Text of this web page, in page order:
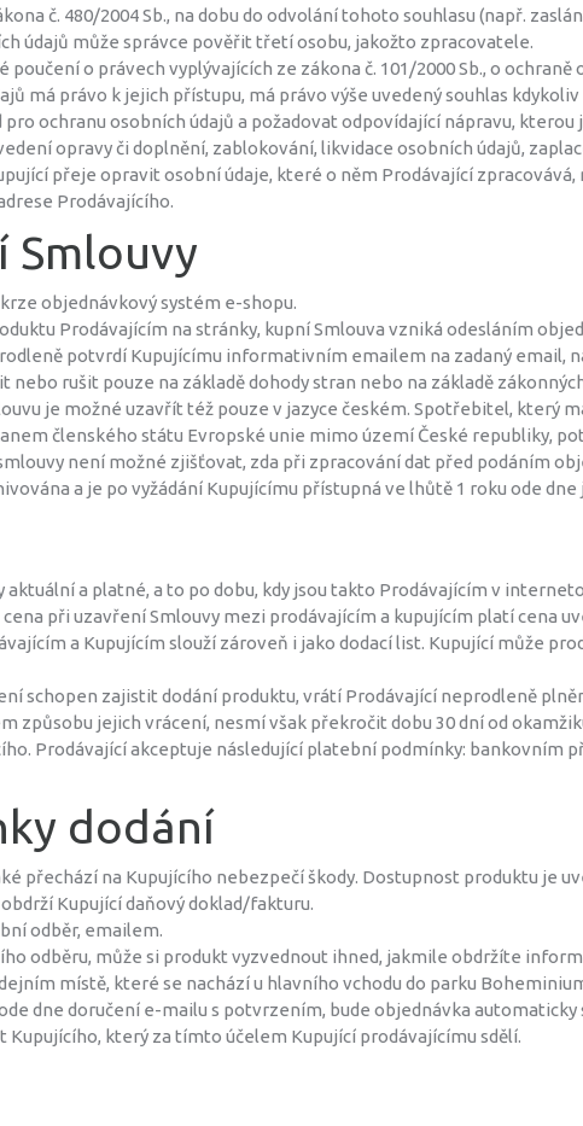
č. 480/2004 Sb., na dobu do odvolání tohoto souhlasu (např.
údajů může správce pověřit třetí osobu, jakožto zpracovatele.
o právech vyplývajících ze zákona č. 101/2000 Sb., o ochraně
má právo k jejich přístupu, má právo výše uvedený souhlas
ochranu osobních údajů a požadovat odpovídající nápravu,
opravy či doplnění, zablokování, likvidace osobních údajů,
přeje opravit osobní údaje, které o něm Prodávající
Prodávajícího.
Smlouvy
objednávkový systém e-shopu.
Prodávajícím na stránky, kupní Smlouva vzniká odesláním
potvrdí Kupujícímu informativním emailem na zadaný email,
rušit pouze na základě dohody stran nebo na základě
je možné uzavřít též pouze v jazyce českém. Spotřebitel, který
členského státu Evropské unie mimo území České republiky,
není možné zjišťovat, zda při zpracování dat před podáním
a je po vyžádání Kupujícímu přístupná ve lhůtě 1 roku ode dne
a platné, a to po dobu, kdy jsou takto Prodávajícím v
při uzavření Smlouvy mezi prodávajícím a kupujícím platí cena
a Kupujícím slouží zároveň i jako dodací list. Kupující může
schopen zajistit dodání produktu, vrátí Prodávající neprodleně
způsobu jejich vrácení, nesmí však překročit dobu 30 dní od
Prodávající akceptuje následující platební podmínky: bankovním
dodání
přechází na Kupujícího nebezpečí škody. Dostupnost produktu je
Kupující daňový doklad/fakturu.
odběr, emailem.
odběru, může si produkt vyzvednout ihned, jakmile obdržíte
místě, které se nachází u hlavního vchodu do parku
dne doručení e-mailu s potvrzením, bude objednávka automaticky
který za tímto účelem Kupující prodávajícímu sdělí.